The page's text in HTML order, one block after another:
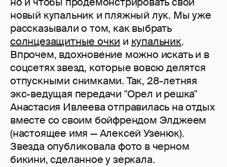
новый купальник и пляжный лук. Мы уже
рассказывали о том, как выбрать
солнцезащитные очки и купальник.
Впрочем, вдохновение можно искать и в
соцсетях звезд, которые вовсю делятся
отпускными снимками. Так, 28-летняя
экс-ведущая передачи "Орел и решка"
Анастасия Ивлеева отправилась на отдых
вместе со своим бойфрендом Элджеем
(настоящее имя — Алексей Узенюк).
Звезда опубликовала фото в черном
бикини, сделанное у зеркала.